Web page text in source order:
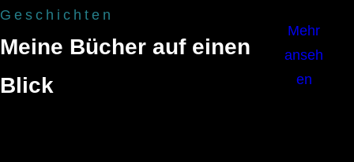
Geschichten
Meine Bücher auf einen
Blick
Mehr
anseh
en